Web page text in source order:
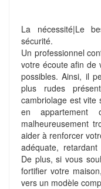
La nécessité|Le
sécurité.
Un professionnel
votre écoute afin de
possibles. Ainsi, il
plus rudes
cambriolage est vite
en
malheureusement
aider à renforcer
adéquate,
De plus, si vous
fortifier votre
vers un modèle